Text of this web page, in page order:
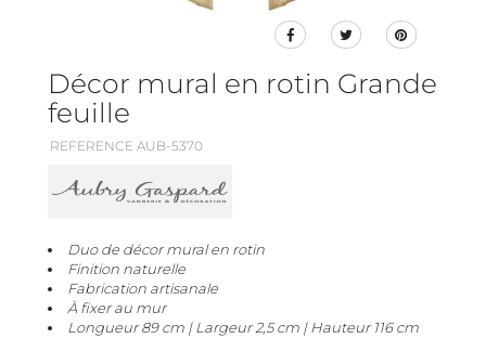
Décor mural en rotin Grande
feuille
REFERENCE AUB-5370
Duo de décor mural en rotin
Finition naturelle
Fabrication artisanale
À fixer au mur
Longueur 89 cm | Largeur 2,5 cm | Hauteur 116 cm